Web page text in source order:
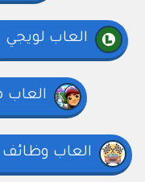
العاب لويجي
العاب
العاب وظائف